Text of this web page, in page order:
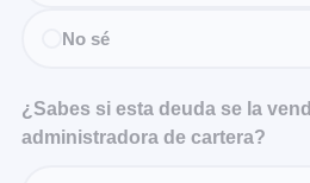
No sé
¿Sabes si esta deuda se la
administradora de cartera?